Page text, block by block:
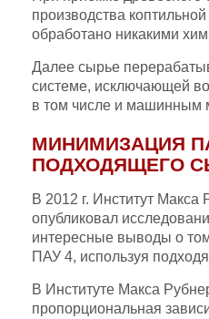
производства
обработано никакими
Далее сырье
системе, исключающей
в том числе и машинным
МИНИМИЗАЦИЯ
ПОДХОДЯЩЕГО
В 2012 г. Институт
опубликовал
интересные выводы о
ПАУ 4, используя
В Институте Макса
пропорциональная